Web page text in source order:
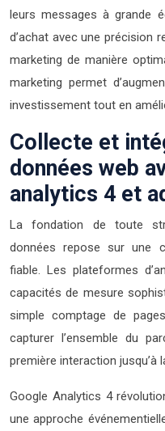
leurs messages à grande
d’achat avec une précision
marketing de manière
marketing permet
investissement tout en
Collecte et
données web
analytics 4 et
La fondation de toute
données repose sur une
fiable. Les plateformes
capacités de mesure
simple comptage de
capturer l’ensemble du
première interaction jusqu’à
Google Analytics 4
une approche